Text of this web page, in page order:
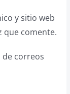
y sitio web
que comente.
de correos